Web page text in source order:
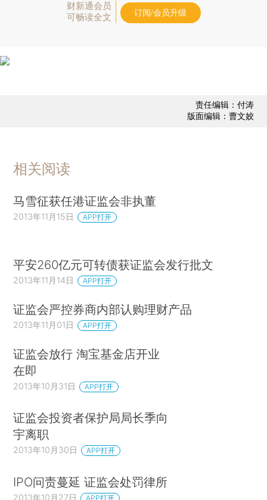
财新通会员
可畅读全文
订阅/会员升级
责任编辑：付涛
版面编辑：曹文姣
相关阅读
马雪征获任港证监会非执董
2013年11月15日 APP打开
平安260亿元可转债获证监会发行批文
2013年11月14日 APP打开
证监会严控券商内部认购理财产品
2013年11月01日 APP打开
证监会放行 淘宝基金店开业
在即
2013年10月31日 APP打开
证监会投资者保护局局长季向
宇离职
2013年10月30日 APP打开
IPO问责蔓延 证监会处罚律所
2013年10月27日 APP打开